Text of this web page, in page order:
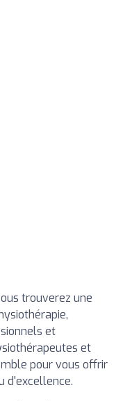
trouverez une
et
et
pour vous offrir
d'excellence.